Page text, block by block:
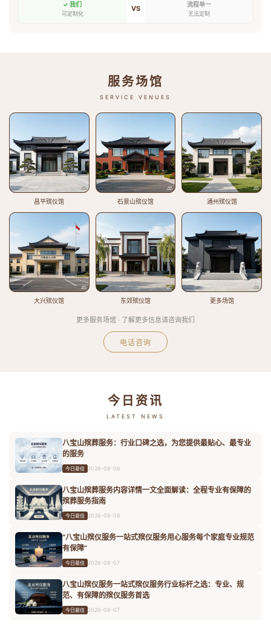
✓ 我们
可定制化
VS 流程单一
无法定制
服务场馆
SERVICE VENUES
昌平殡仪馆 石景山殡仪馆 通州殡仪馆
大兴殡仪馆 东郊殡仪馆 更多场馆
更多服务场馆 · 了解更多信息请咨询我们
电话咨询
今日资讯
LATEST NEWS
八宝山殡葬服务：行业口碑之选，为您提供最贴心、最专业
的服务
今日最佳 2026-08-08
八宝山殡葬服务内容详情一文全面解读：全程专业有保障的
殡葬服务指南
今日最佳 2026-08-08
“八宝山殡仪服务一站式殡仪服务用心服务每个家庭专业规范
有保障”
今日最佳 2026-08-07
八宝山殡仪服务一站式殡仪服务行业标杆之选：专业、规
范、有保障的殡仪服务首选
今日最佳 2026-08-07